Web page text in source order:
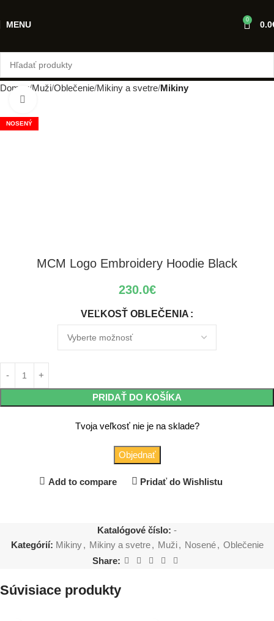
MENU 0 0.0
Domov Muži Oblečenie Mikiny a svetre Mikiny
NOSENÝ
MCM Logo Embroidery Hoodie Black
230.0€
VEĽKOSŤ OBLEČENIA
PRIDAŤ DO KOŠÍKA
Tvoja veľkosť nie je na sklade?
Objednať
Add to compare Pridať do Wishlistu
Katalógové číslo: -
Kategórií: Mikiny , Mikiny a svetre , Muži , Nosené , Oblečenie
Share:
Súvisiace produkty